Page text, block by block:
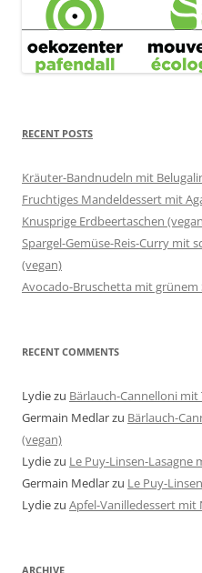
RECENT POSTS
Kräuter-Bandnudeln mit
Fruchtiges Mandeldessert mit
Knusprige Erdbeertaschen
Spargel-Gemüse-Reis-Curry mit
(vegan)
Avocado-Bruschetta mit grünem
RECENT COMMENTS
Lydiezu Bärlauch-Cannelloni
Germain Medlarzu Bärlauch-
(vegan)
Lydiezu Le Puy-Linsen-Lasagne
Germain Medlarzu Le Puy-
Lydiezu Apfel-Vanilledessert mit
ARCHIVE